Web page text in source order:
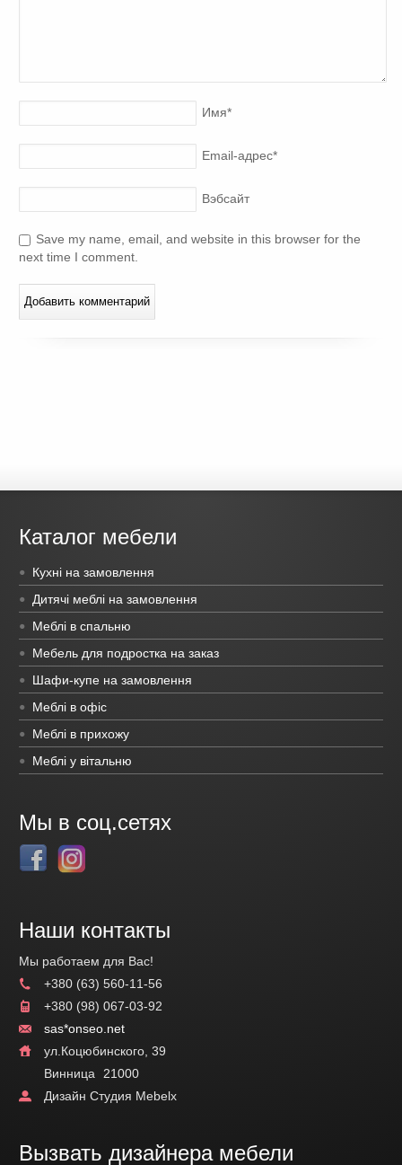
Имя*
Email-адрес*
Вэбсайт
Save my name, email, and website in this browser for the
next time I comment.
Каталог мебели
Кухні на замовлення
Дитячі меблі на замовлення
Меблі в спальню
Мебель для подростка на заказ
Шафи-купе на замовлення
Меблі в офіс
Меблі в прихожу
Меблі у вітальню
Мы в соц.сетях
Наши контакты
Мы работаем для Вас!
+380 (63) 560-11-56
+380 (98) 067-03-92
sas*onseo.net
ул.Коцюбинского, 39
Винница
21000
Дизайн Студия Mebelx
Вызвать дизайнера мебели